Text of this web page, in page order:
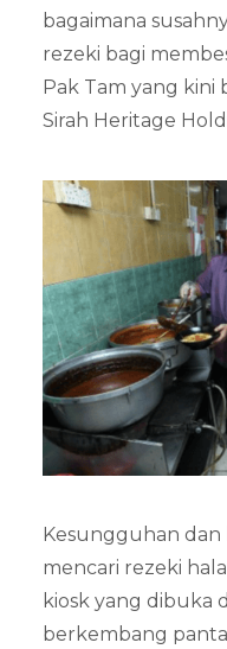
bagaimana
rezeki bagi
Pak Tam yang kini
Sirah Heritage
Kesungguhan dan
mencari rezeki
kiosk yang dibuka
berkembang